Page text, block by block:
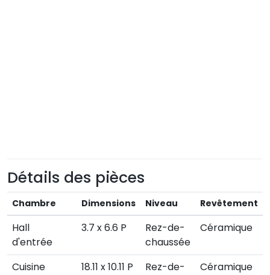
Détails des pièces
Chambre Dimensions Niveau Revêtement
Hall
d'entrée
3.7 x 6.6 P
Rez-de-
chaussée
Céramique
Cuisine 18.11 x 10.11 P
Rez-de-
Céramique